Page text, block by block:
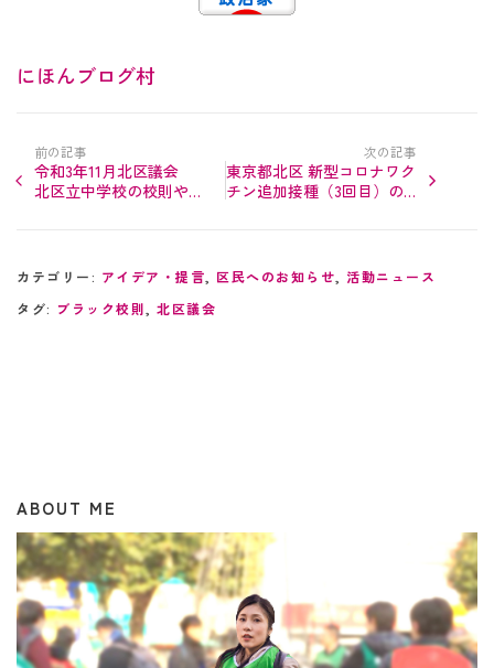
にほんブログ村
前の記事
令和3年11月北区議会
北区立中学校の校則や決
次の記事
東京都北区 新型コロナワク
チン追加接種（3回目）の
カテゴリー: アイデア・提言, 区民へのお知らせ, 活動ニュース
タグ: ブラック校則, 北区議会
ABOUT ME